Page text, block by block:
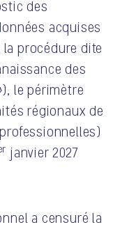
des
acquises
la procédure dite
des
), le périmètre
régionaux de
janvier 2027
a censuré la